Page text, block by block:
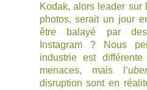
Kodak, alors leader
photos, serait un jour
être balayé par des
Instagram ? Nous
industrie est
menaces, mais l’
disruption sont en